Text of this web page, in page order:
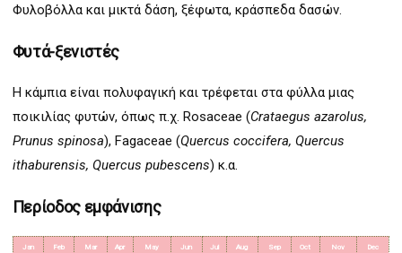
Φυλοβόλλα και μικτά δάση, ξέφωτα, κράσπεδα δασών.
Φυτά-ξενιστές
Η κάμπια είναι πολυφαγική και τρέφεται στα φύλλα μιας
ποικιλίας φυτών, όπως π.χ. Rosaceae (Crataegus azarolus,
Prunus spinosa), Fagaceae (Quercus coccifera, Quercus
ithaburensis, Quercus pubescens) κ.α.
Περίοδος εμφάνισης
Jan Feb Mar Apr May Jun Jul Aug Sep Oct Nov Dec